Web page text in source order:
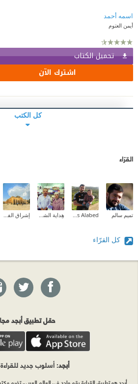
اسمه أحمد
أيمن العتوم
تحميل الكتاب
اشترك الآن
كل الكتب
القرّاء
تميم سالم Anas Alabed هِداية الشحروري إشراق الفطافطة (Ishraq Abdelrahman)
كل القرّاء
حمّل تطبيق أبجد
أبجد: أسلوب جديد للقراءة